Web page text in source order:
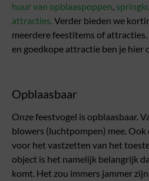
huur van opblaaspoppen,
attracties.Verder bieden we
meerdere feestitems of
en goedkope attractie ben je hier
Opblaasbaar
Onze feestvogel is opblaasbaar.
blowers (luchtpompen) mee.
voor het vastzetten van het
object is het namelijk belangrijk
komt. Het zou immers jammer